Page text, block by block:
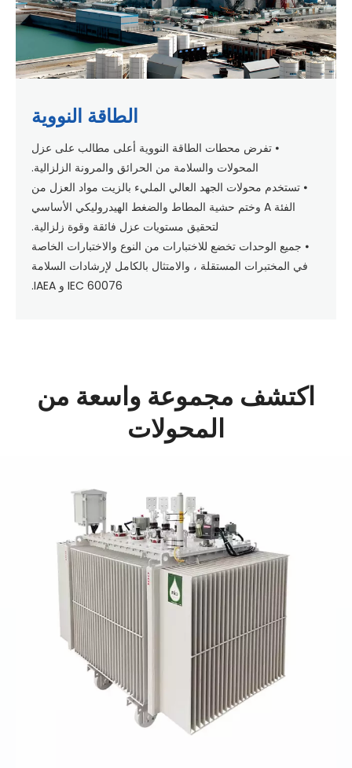
الطاقة النووية
⦁ تفرض محطات الطاقة النووية أعلى مطالب على عزل
المحولات والسلامة من الحرائق والمرونة الزلزالية.
⦁ تستخدم محولات الجهد العالي المليء بالزيت مواد العزل من
الفئة A وختم حشية المطاط والضغط الهيدروليكي الأساسي
لتحقيق مستويات عزل فائقة وقوة زلزالية.
⦁ جميع الوحدات تخضع للاختبارات من النوع والاختبارات الخاصة
في المختبرات المستقلة ، والامتثال بالكامل لإرشادات السلامة
IEC 60076 و IAEA.
اكتشف مجموعة واسعة من
المحولات